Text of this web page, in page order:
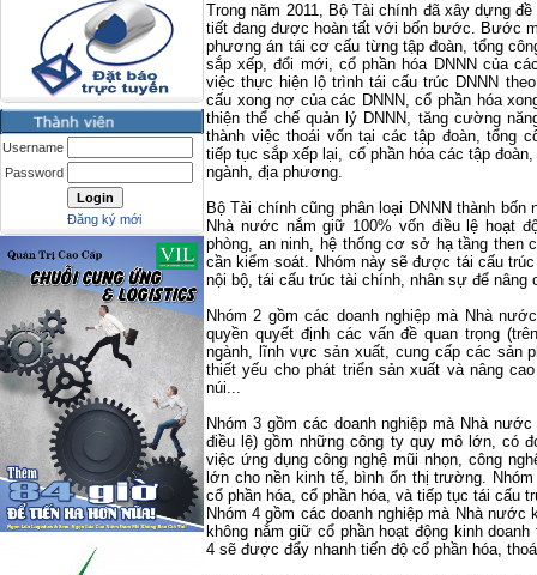
Username
Password
Đăng ký mới
Trong năm 2011, Bộ Tài chính đã xây dựng
tiết đang được hoàn tất với bốn bước. Bước
phương án tái cơ cấu từng tập đoàn, tổng
sắp xếp, đổi mới, cổ phần hóa DNNN của
việc thực hiện lộ trình tái cấu trúc DNNN
cấu xong nợ của các DNNN, cổ phần hóa
thiện thể chế quản lý DNNN, tăng cường
thành việc thoái vốn tại các tập đoàn, tổng
tiếp tục sắp xếp lại, cổ phần hóa các tập
ngành, địa phương.
Bộ Tài chính cũng phân loại DNNN thành bốn
Nhà nước nắm giữ 100% vốn điều lệ hoạt
phòng, an ninh, hệ thống cơ sở hạ tầng then
cần kiểm soát. Nhóm này sẽ được tái cấu
nội bộ, tái cấu trúc tài chính, nhân sự để nâng
Nhóm 2 gồm các doanh nghiệp mà Nhà
quyền quyết định các vấn đề quan trọng
ngành, lĩnh vực sản xuất, cung cấp các sản
thiết yếu cho phát triển sản xuất và nâng
núi...
Nhóm 3 gồm các doanh nghiệp mà Nhà
điều lệ) gồm những công ty quy mô lớn, có
việc ứng dụng công nghệ mũi nhọn, công
lớn cho nền kinh tế, bình ổn thị trường.
cổ phần hóa, cổ phần hóa, và tiếp tục tái cấu
Nhóm 4 gồm các doanh nghiệp mà Nhà
không nắm giữ cổ phần hoạt động kinh
4 sẽ được đẩy nhanh tiến độ cổ phần hóa,